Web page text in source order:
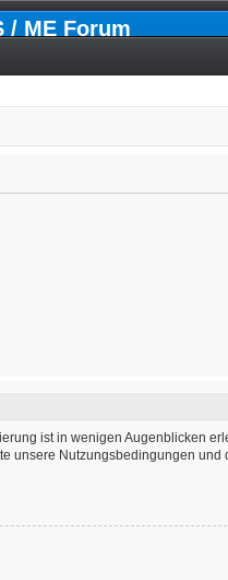
/ ME Forum
ist in wenigen Augenblicken
unsere Nutzungsbedingungen